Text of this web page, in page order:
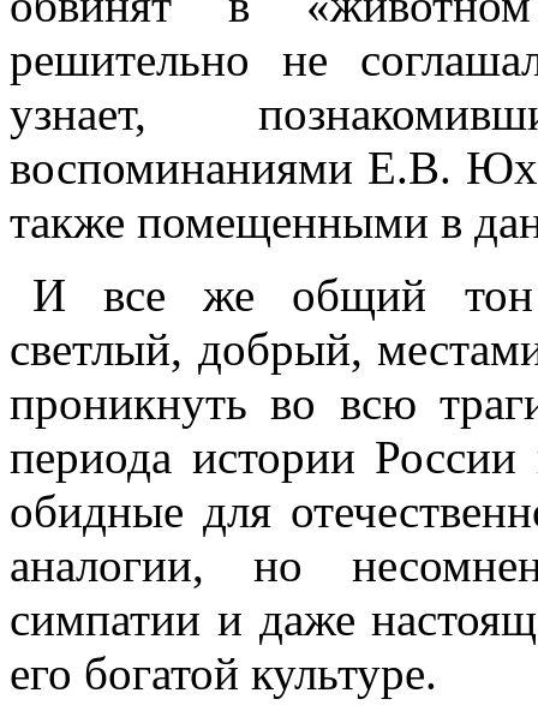
решительно не
узнает,
воспоминаниями Е.В.
также помещенными в
И все же общий тон
светлый, добрый,
проникнуть во всю
периода истории
обидные для
аналогии, но
симпатии и даже
его богатой культуре.